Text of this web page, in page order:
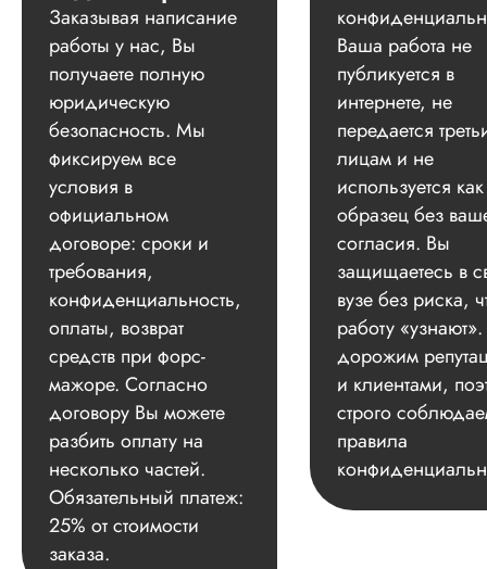
Заказывая написание
работы у нас, Вы
получаете полную
юридическую
безопасность. Мы
фиксируем все
условия в
официальном
договоре: сроки и
требования,
конфиденциальность,
оплаты, возврат
средств при форс-
мажоре. Согласно
договору Вы можете
разбить оплату на
несколько частей.
Обязательный платеж:
25% от стоимости
заказа.
Ваша работа не
публикуется в
интернете, не
передается
лицам и не
используется как
образец без
согласия. Вы
защищаетесь в
вузе без риска,
работу
дорожим
и клиентами,
строго
правила